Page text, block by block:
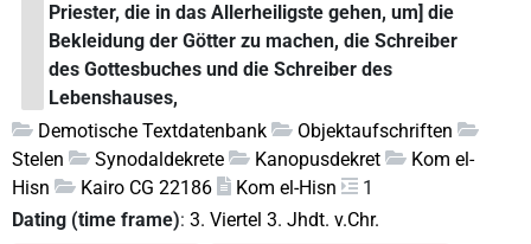
Priester, die in das Allerheiligste gehen, um] die
Bekleidung der Götter zu machen, die Schreiber
des Gottesbuches und die Schreiber des
Lebenshauses,
Demotische Textdatenbank
Objektaufschriften
Stelen
Synodaldekrete Kanopusdekret
Kom el-
Hisn
Kairo CG 22186 Kom el-Hisn
1
Dating (time frame): 3. Viertel 3. Jhdt. v.Chr.